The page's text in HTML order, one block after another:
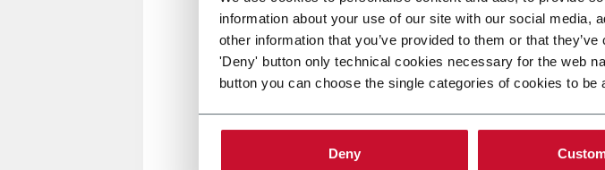
information about your use of our site with our social media,
other information that you’ve provided to them or that
'Deny' button only technical cookies necessary for the web
button you can choose the single categories of cookies to be
Deny
su misura per l’industria del Pet Food.
Scopri in prima persona come l’approccio collaborativo di
saranno a disposizione per illustrarti come i nostri sistemi
continua evoluzione del mercato.